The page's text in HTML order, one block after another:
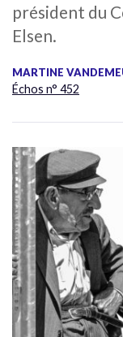
président du
Elsen.
MARTINE
Échos n° 452